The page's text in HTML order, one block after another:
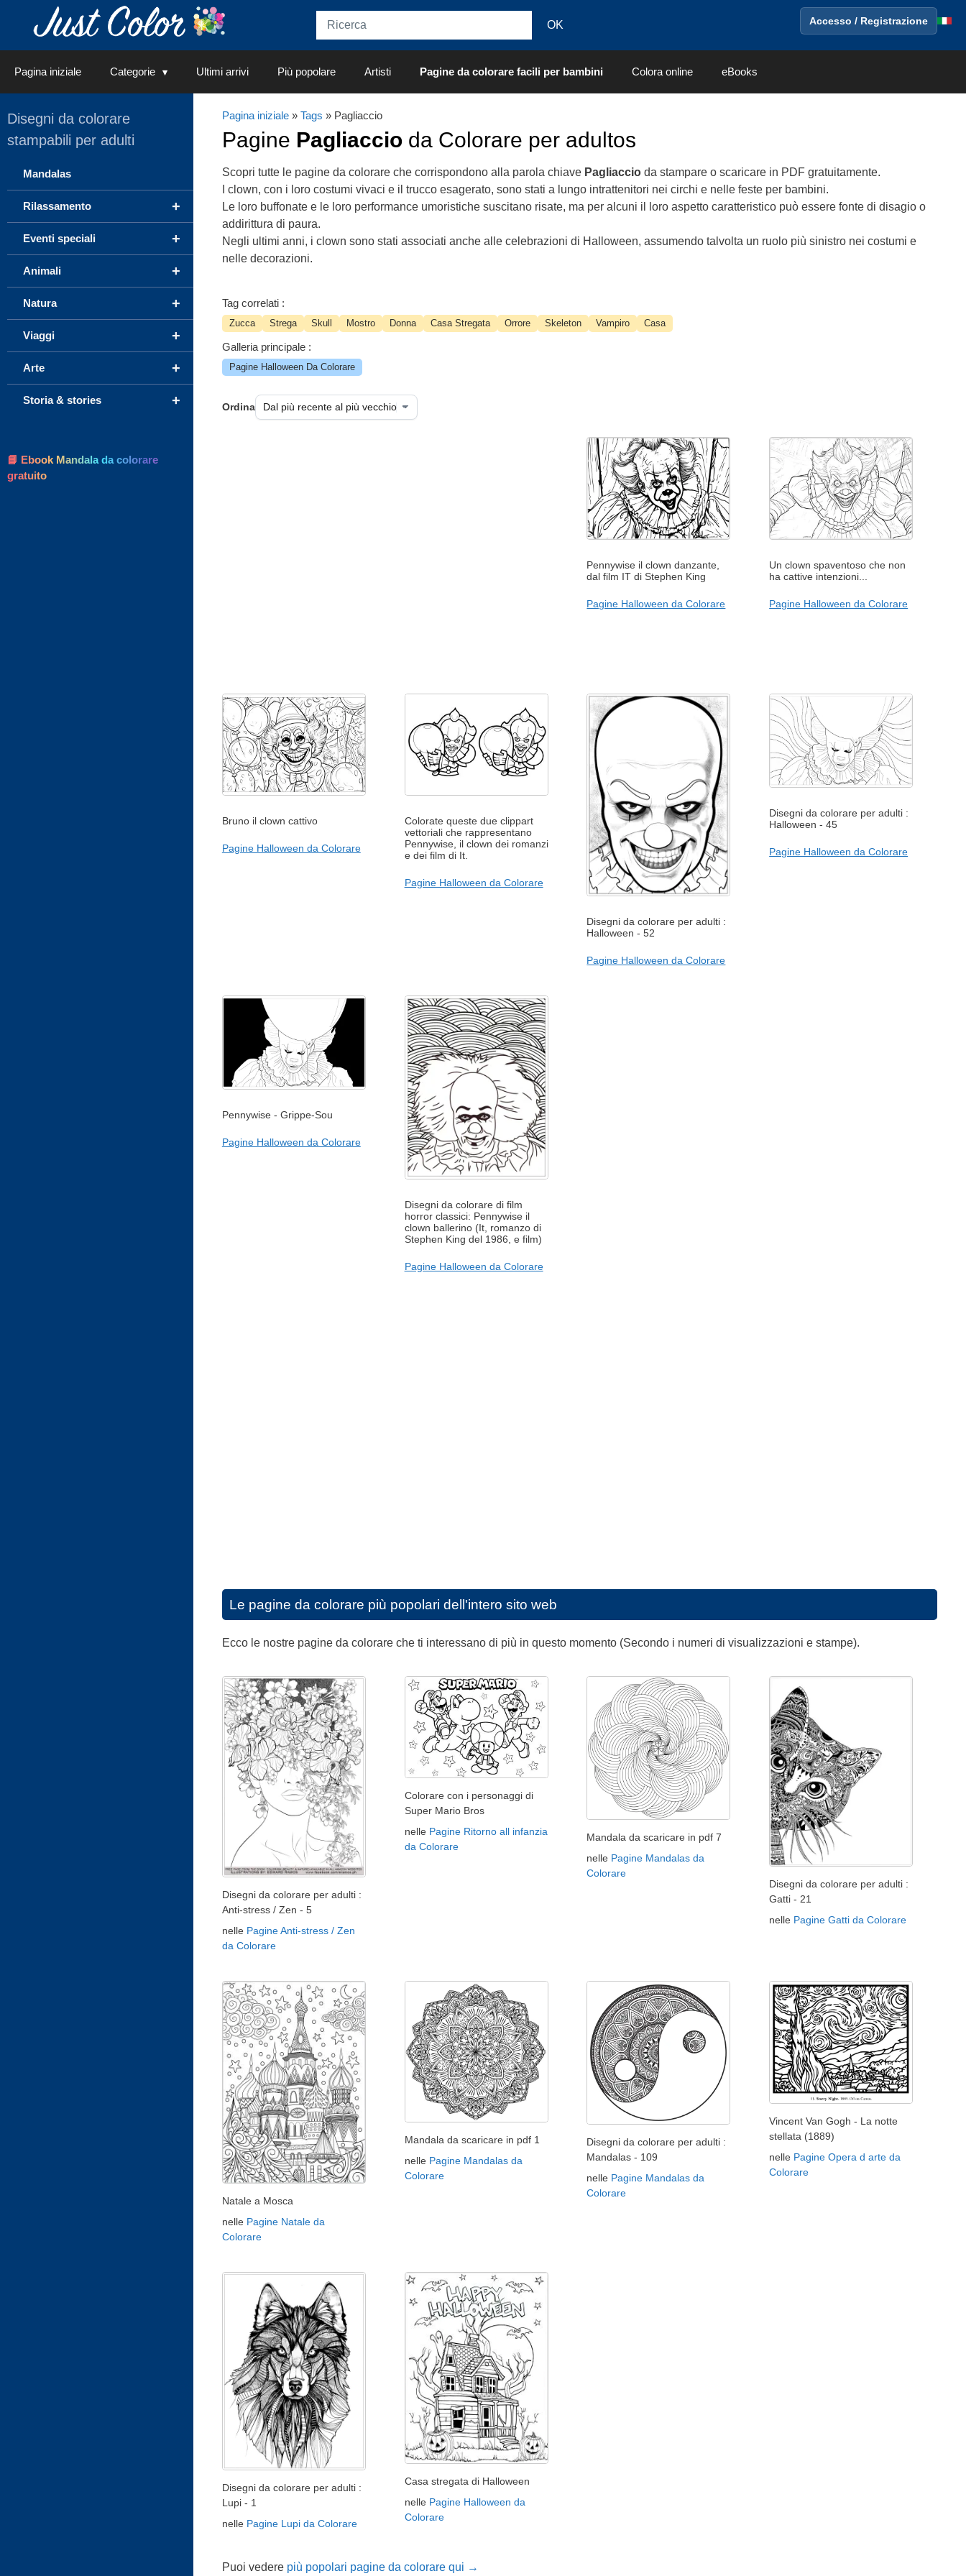
Accesso / Registrazione
Pagina iniziale Categorie Ultimi arrivi Più popolare Artisti Pagine da colorare facili per bambini Colora online eBooks
Pagina iniziale» Tags » Pagliaccio
Pagine Pagliaccioda Colorare per adultos
Scopri tutte le pagine da colorare che corrispondono alla parola chiave Pagliaccioda stampare o scaricare in PDF gratuitamente.
I clown, con i loro costumi vivaci e il trucco esagerato, sono stati a lungo intrattenitori nei circhi e nelle feste per bambini.
Le loro buffonate e le loro performance umoristiche suscitano risate, ma per alcuni il loro aspetto caratteristico può essere fonte di disagio o
addirittura di paura.
Negli ultimi anni, i clown sono stati associati anche alle celebrazioni di Halloween, assumendo talvolta un ruolo più sinistro nei costumi e
nelle decorazioni.
Tag correlati :
Zucca Strega Skull Mostro Donna Casa Stregata Orrore Skeleton Vampiro Casa
Galleria principale :
Pagine Halloween Da Colorare
Ordina
Pennywise il clown danzante,
dal film IT di Stephen King
Pagine Halloween da Colorare
Un clown spaventoso che non
ha cattive intenzioni...
Pagine Halloween da Colorare
Bruno il clown cattivo
Pagine Halloween da Colorare
Colorate queste due clippart
vettoriali che rappresentano
Pennywise, il clown dei romanzi
e dei film di It.
Pagine Halloween da Colorare
Disegni da colorare per adulti :
Halloween - 52
Pagine Halloween da Colorare
Disegni da colorare per adulti :
Halloween - 45
Pagine Halloween da Colorare
Pennywise - Grippe-Sou
Pagine Halloween da Colorare
Disegni da colorare di film
horror classici: Pennywise il
clown ballerino (It, romanzo di
Stephen King del 1986, e film)
Pagine Halloween da Colorare
Le pagine da colorare più popolari dell'intero sito web
Ecco le nostre pagine da colorare che ti interessano di più in questo momento (Secondo i numeri di visualizzazioni e stampe).
Disegni da colorare per adulti :
Anti-stress / Zen - 5
nelle Pagine Anti-stress / Zen
da Colorare
Colorare con i personaggi di
Super Mario Bros
nelle Pagine Ritorno all infanzia
da Colorare
Mandala da scaricare in pdf 7
nelle Pagine Mandalas da
Colorare
Disegni da colorare per adulti :
Gatti - 21
nelle Pagine Gatti da Colorare
Natale a Mosca
nelle Pagine Natale da
Colorare
Mandala da scaricare in pdf 1
nelle Pagine Mandalas da
Colorare
Disegni da colorare per adulti :
Mandalas - 109
nelle Pagine Mandalas da
Colorare
Vincent Van Gogh - La notte
stellata (1889)
nelle Pagine Opera d arte da
Colorare
Disegni da colorare per adulti :
Lupi - 1
nelle Pagine Lupi da Colorare
Casa stregata di Halloween
nelle Pagine Halloween da
Colorare
Puoi vedere più popolari pagine da colorare qui →
Disegni da colorare
stampabili per adulti
Mandalas
+
Rilassamento
+
Eventi speciali
+
Animali
+
Natura
+
Viaggi
+
Arte
+
Storia & stories
📘 Ebook Mandala da colorare
gratuito